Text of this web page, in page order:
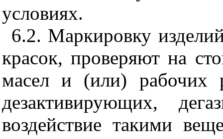
условиях.
6.2. Маркировку
красок, проверяют на
масел и (или) рабочих
дезактивирующих,
воздействие такими